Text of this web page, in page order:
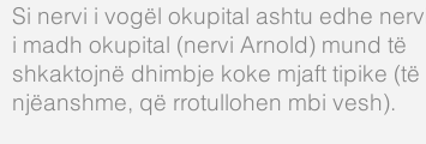
Si nervi i vogël okupital ashtu edhe
i madh okupital (nervi Arnold) mund të
shkaktojnë dhimbje koke mjaft tipike (të
njëanshme, që rrotullohen mbi vesh).